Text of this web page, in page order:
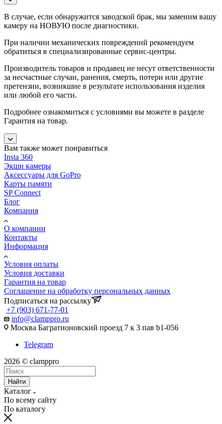
В случае, если обнаружится заводской брак, мы заменим вашу
камеру на НОВУЮ после диагностики.
При наличии механических повреждений рекомендуем
обратиться в специализированные сервис-центры.
Производитель товаров и продавец не несут ответственности
за несчастные случаи, ранения, смерть, потери или другие
претензии, возникшие в результате использования изделия
или любой его части.
Подробнее ознакомиться с условиями вы можете в разделе
Гарантия на товар.
Вам также может понравиться
Insta 360
Экшн камеры
Аксессуары для GoPro
Карты памяти
SP Connect
Блог
Компания
О компании
Контакты
Информация
Условия оплаты
Условия доставки
Гарантия на товар
Соглашение на обработку персональных данных
Подписаться на рассылку
+7 (903) 671-77-01
info@clamppro.ru
Москва Багратионовский проезд 7 к 3 пав b1-056
Telegram
2026 © clamppro
Найти
Каталог
По всему сайту
По каталогу